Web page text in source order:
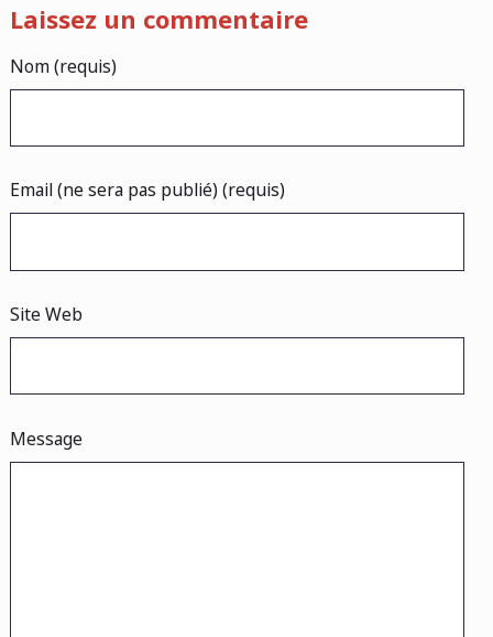
Laissez un commentaire
Nom (requis)
Email (ne sera pas publié) (requis)
Site Web
Message